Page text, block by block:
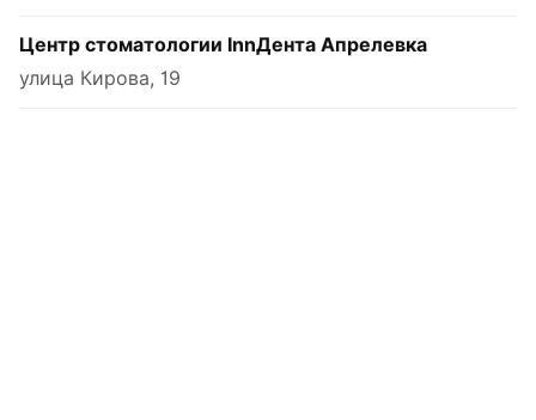
Центр стоматологии InnДента Апрелевка
улица Кирова, 19